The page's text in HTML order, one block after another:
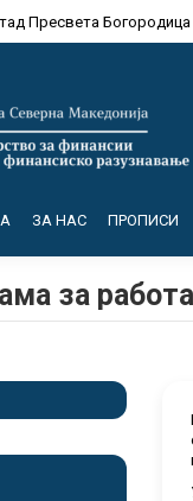
Пресвета Богородица
ЗА НАС ПРОПИСИ
за